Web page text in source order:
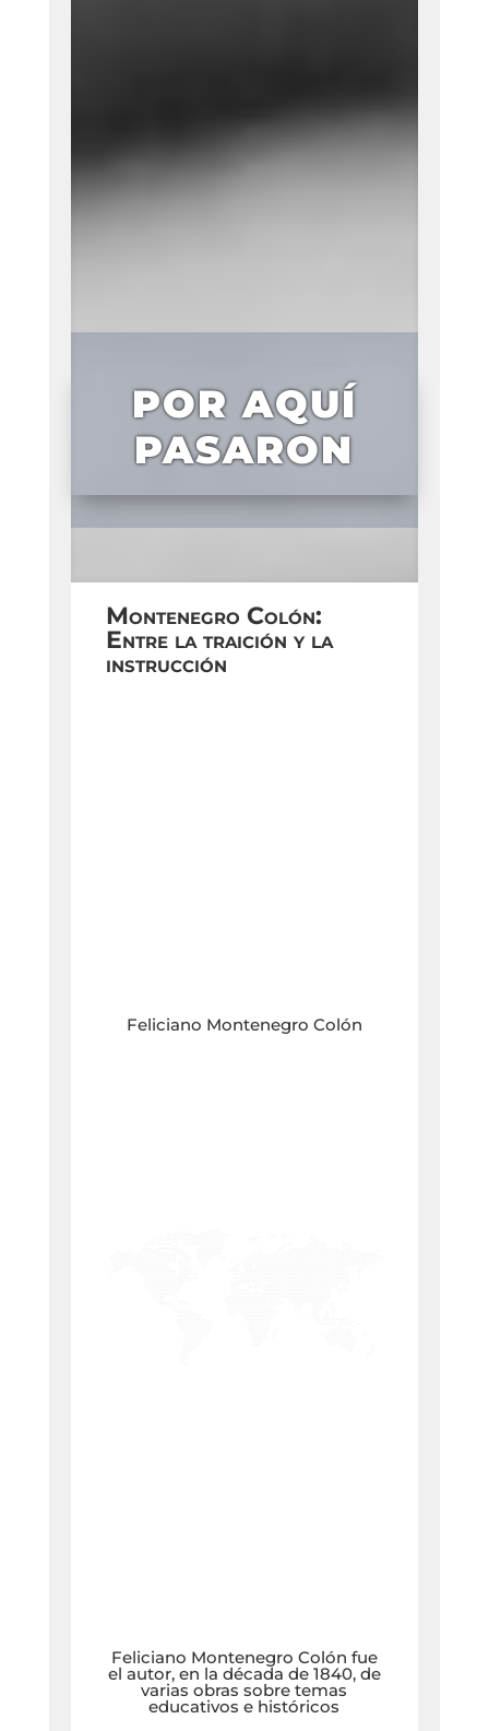
POR AQUÍ
PASARON
Montenegro Colón:
Entre la traición y la
instrucción
Feliciano Montenegro Colón
Feliciano Montenegro Colón fue
el autor, en la década de 1840, de
varias obras sobre temas
educativos e históricos